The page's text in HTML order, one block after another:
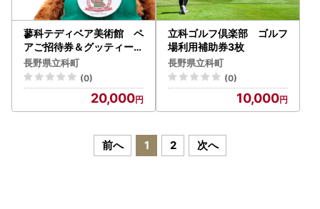
蓼科テディベア美術館 ペ
アご招待券＆グッティー館
長ぬいぐるみセット
長野県立科町
(0)
20,000
立科ゴルフ倶楽部 ゴルフ
場利用補助券3枚
長野県立科町
(0)
10,000
前へ 1 2 次へ